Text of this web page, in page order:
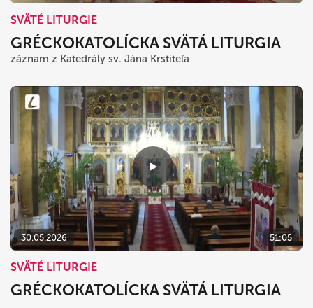
SVÄTÉ LITURGIE
GRÉCKOKATOLÍCKA SVÄTÁ LITURGIA
záznam z Katedrály sv. Jána Krstiteľa
30.05.2026 51:05
SVÄTÉ LITURGIE
GRÉCKOKATOLÍCKA SVÄTÁ LITURGIA